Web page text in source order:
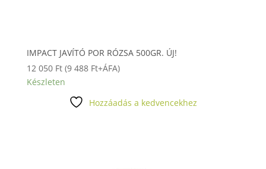
IMPACT JAVÍTÓ POR RÓZSA 500GR. ÚJ!
12 050 Ft (9 488 Ft+ÁFA)
Készleten
Hozzáadás a kedvencekhez